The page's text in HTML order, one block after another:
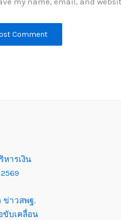
หารเงิน
ข่าวสพฐ.
ขับเคลื่อน